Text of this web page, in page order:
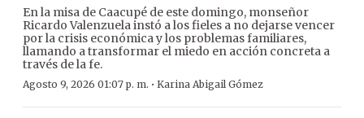
En la misa de Caacupé de este domingo, monseñor
Ricardo Valenzuela instó a los fieles a no dejarse vencer
por la crisis económica y los problemas familiares,
llamando a transformar el miedo en acción concreta a
través de la fe.
Agosto 9, 2026 01:07 p. m. · Karina Abigail Gómez